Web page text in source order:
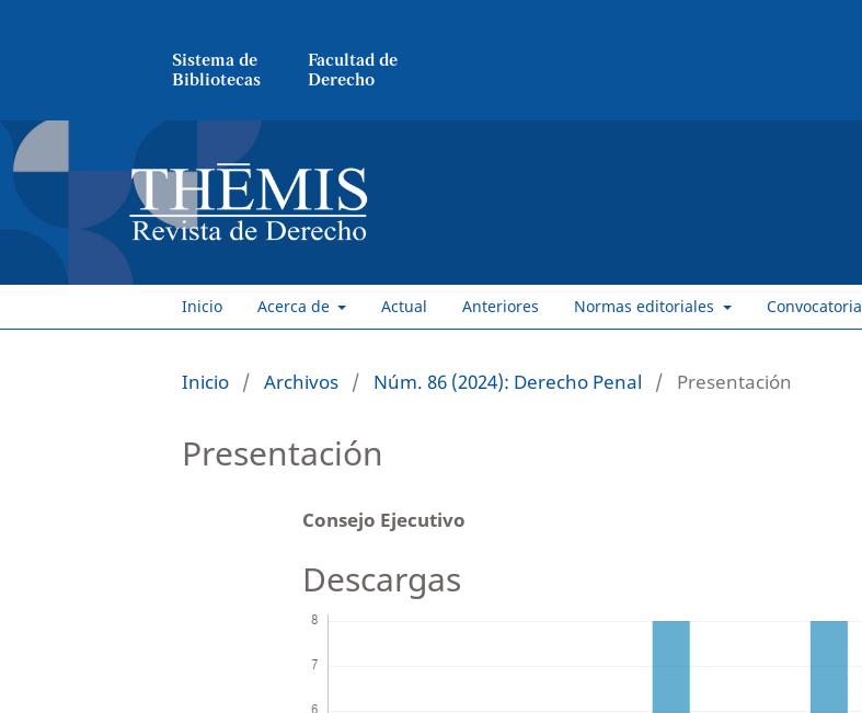
Sistema de
Bibliotecas
Facultad de
Derecho
Inicio Acerca de Actual Anteriores Normas editoriales Convocatoria
Inicio / Archivos / Núm. 86 (2024): Derecho Penal / Presentación
Presentación
Consejo Ejecutivo
Descargas